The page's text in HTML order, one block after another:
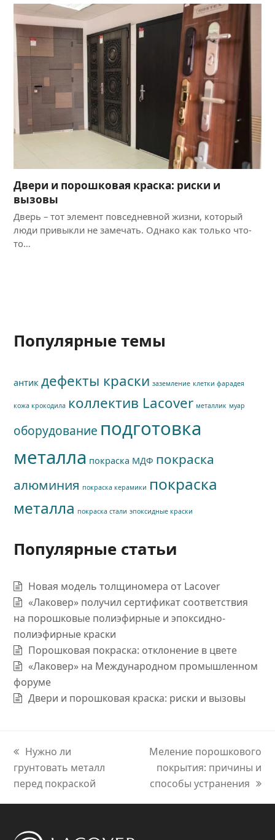
Двери и порошковая краска: риски и
вызовы
Дверь – тот элемент повседневной жизни, который
люди привыкли не замечать. Однако как только что-
то…
Популярные темы
антик дефекты краски заземление клетки фарадея
кожа крокодила коллектив Lacover металлик муар
оборудование подготовка
металла покраска МДФ покраска
алюминия покраска керамики покраска
металла покраска стали эпоксидные краски
Популярные статьи
Новая модель толщиномера от Lacover
«Лаковер» получил сертификат соответствия
на порошковые полиэфирные и эпоксидно-
полиэфирные краски
Порошковая покраска: отклонение в цвете
«Лаковер» на Международном промышленном
форуме
Двери и порошковая краска: риски и вызовы
previous
post:
Нужно ли
грунтовать металл
перед покраской
next
post:
Меление порошкового
покрытия: причины и
способы устранения